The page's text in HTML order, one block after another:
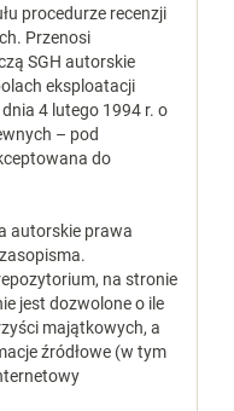
procedurze recenzji
Przenosi
SGH autorskie
eksploatacji
4 lutego 1994 r. o
– pod
do
autorskie prawa
na stronie
jest dozwolone o ile
majątkowych, a
źródłowe (w tym